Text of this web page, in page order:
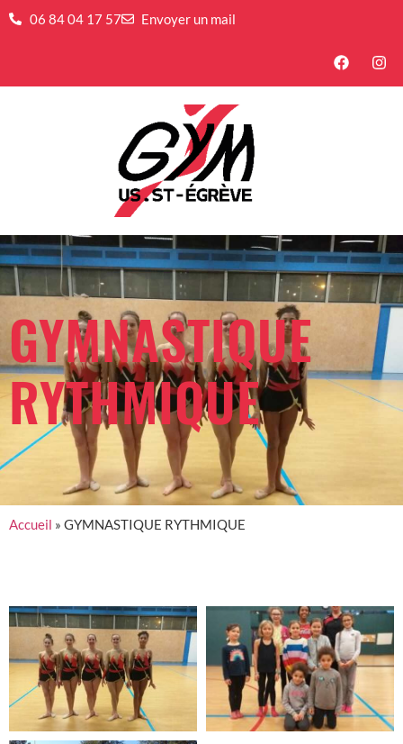
06 84 04 17 57 Envoyer un mail
GYMNASTIQUE
RYTHMIQUE
Accueil » GYMNASTIQUE RYTHMIQUE